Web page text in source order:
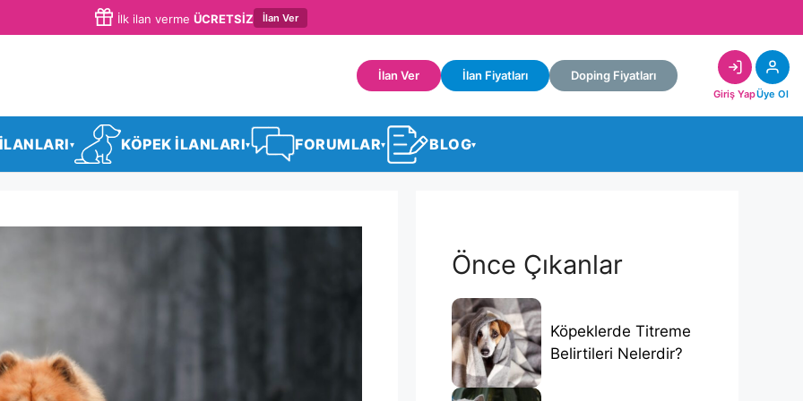
İlk ilan verme ÜCRETSİZ İlan Ver
İlan Ver İlan Fiyatları Doping Fiyatları
Giriş YapÜye Ol
▾ KÖPEK İLANLARI▾ FORUMLAR▾ BLOG▾
Önce Çıkanlar
Köpeklerde Titreme
Belirtileri Nelerdir?